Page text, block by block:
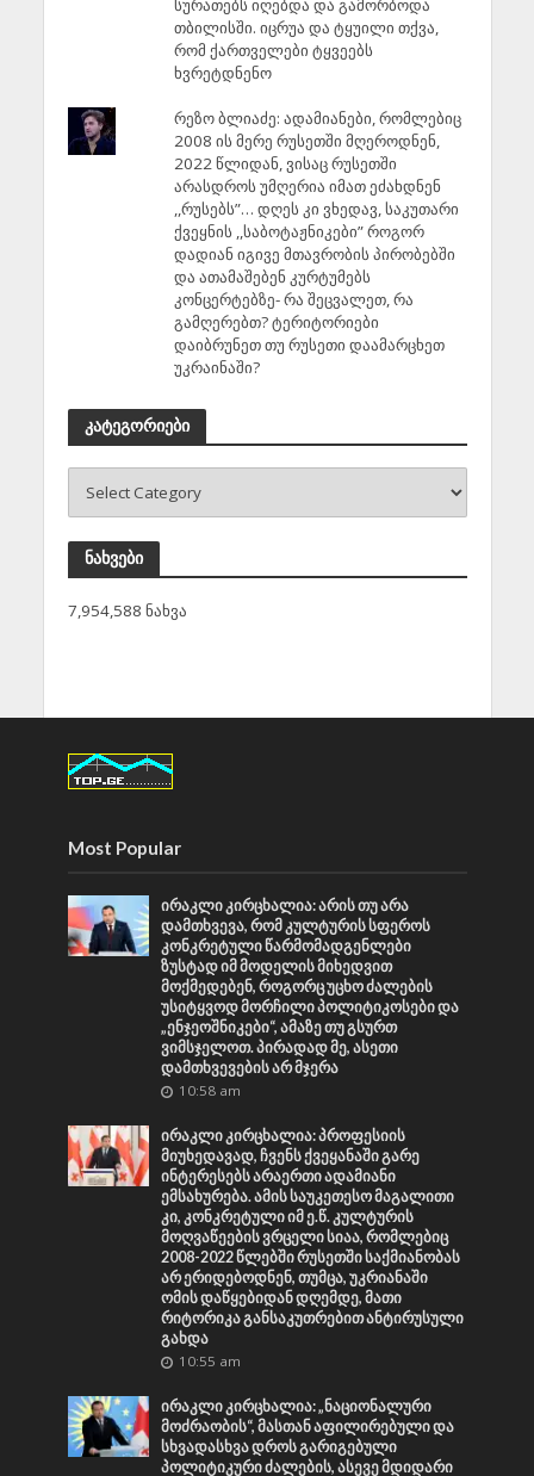
სურათებს იღებდა და გამორბოდა
თბილისში. იცრუა და ტყუილი თქვა,
რომ ქართველები ტყვეებს
ხვრეტდნენო
რეზო ბლიაძე: ადამიანები, რომლებიც
2008 ის მერე რუსეთში მღეროდნენ,
2022 წლიდან, ვისაც რუსეთში
არასდროს უმღერია იმათ ეძახდნენ
,,რუსებს”… დღეს კი ვხედავ, საკუთარი
ქვეყნის ,,საბოტაჟნიკები” როგორ
დადიან იგივე მთავრობის პირობებში
და ათამაშებენ კურტუმებს
კონცერტებზე- რა შეცვალეთ, რა
გამღერებთ? ტერიტორიები
დაიბრუნეთ თუ რუსეთი დაამარცხეთ
უკრაინაში?
კატეგორიები
ნახვები
7,954,588 ნახვა
Most Popular
ირაკლი კირცხალია: არის თუ არა
დამთხვევა, რომ კულტურის სფეროს
კონკრეტული წარმომადგენლები
ზუსტად იმ მოდელის მიხედვით
მოქმედებენ, როგორც უცხო ძალების
უსიტყვოდ მორჩილი პოლიტიკოსები და
„ენჯეოშნიკები“, ამაზე თუ გსურთ
ვიმსჯელოთ. პირადად მე, ასეთი
დამთხვევების არ მჯერა
10:58 am
ირაკლი კირცხალია: პროფესიის
მიუხედავად, ჩვენს ქვეყანაში გარე
ინტერესებს არაერთი ადამიანი
ემსახურება. ამის საუკეთესო მაგალითი
კი, კონკრეტული იმ ე.წ. კულტურის
მოღვაწეების ვრცელი სიაა, რომლებიც
2008-2022 წლებში რუსეთში საქმიანობას
არ ერიდებოდნენ, თუმცა, უკრიანაში
ომის დაწყებიდან დღემდე, მათი
რიტორიკა განსაკუთრებით ანტირუსული
გახდა
10:55 am
ირაკლი კირცხალია: „ნაციონალური
მოძრაობის“, მასთან აფილირებული და
სხვადასხვა დროს გარიგებული
პოლიტიკური ძალების, ასევე მდიდარი